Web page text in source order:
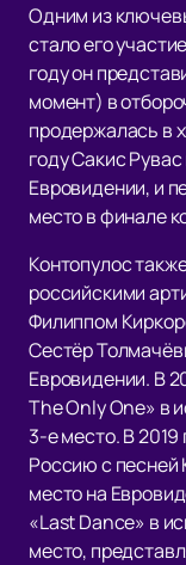
Одним из
стало его
году он
момент) в
продержалась в
году Сакис
Евровидении, и
место в финале
Контопулос
российскими
Филиппом
Сестёр
Евровидении. В
The Only One» в
3-е место. В 2019
Россию с песней
место на
«Last Dance» в
место,